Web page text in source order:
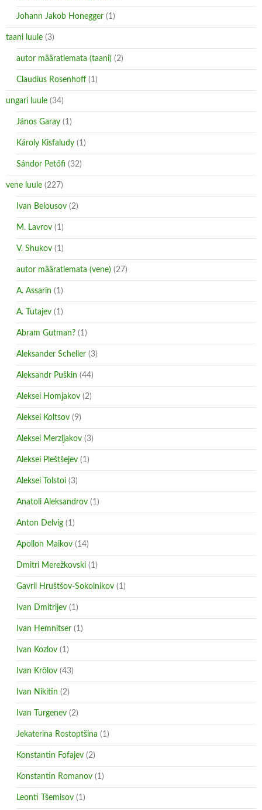
Johann Jakob Honegger (1)
taani luule (3)
autor määratlemata (taani) (2)
Claudius Rosenhoff(1)
ungari luule (34)
János Garay (1)
Károly Kisfaludy (1)
Sándor Petőfi (32)
vene luule (227)
Ivan Belousov (2)
M. Lavrov (1)
V. Shukov (1)
autor määratlemata (vene) (27)
A. Assarin (1)
A. Tutajev (1)
Abram Gutman? (1)
Aleksander Scheller (3)
Aleksandr Puškin (44)
Aleksei Homjakov (2)
Aleksei Koltsov (9)
Aleksei Merzljakov (3)
Aleksei Pleštšejev (1)
Aleksei Tolstoi (3)
Anatoli Aleksandrov (1)
Anton Delvig (1)
Apollon Maikov (14)
Dmitri Merežkovski (1)
Gavril Hruštšov-Sokolnikov (1)
Ivan Dmitrijev (1)
Ivan Hemnitser (1)
Ivan Kozlov (1)
Ivan Krõlov (43)
Ivan Nikitin (2)
Ivan Turgenev (2)
Jekaterina Rostoptšina (1)
Konstantin Fofajev (2)
Konstantin Romanov (1)
Leonti Tšemisov (1)